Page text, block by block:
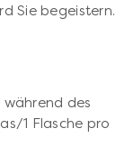
Sie begeistern.
des
1 Flasche pro